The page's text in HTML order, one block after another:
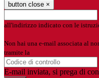
button close ×
all'indirizzo indicato con le
Non hai una e-mail associata al
tramite la
E-mail inviata, si prega di